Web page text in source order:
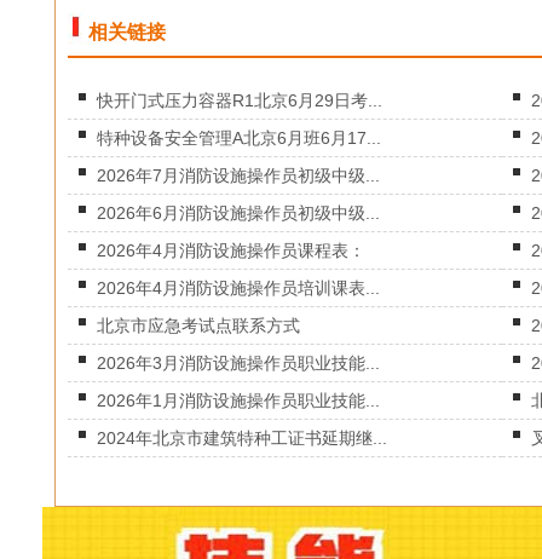
相关链接
快开门式压力容器R1北京6月29日考...
特种设备安全管理A北京6月班6月17...
2026年7月消防设施操作员初级中级...
2026年6月消防设施操作员初级中级...
2026年4月消防设施操作员课程表：
2026年4月消防设施操作员培训课表...
北京市应急考试点联系方式
2026年3月消防设施操作员职业技能...
2026年1月消防设施操作员职业技能...
2024年北京市建筑特种工证书延期继...